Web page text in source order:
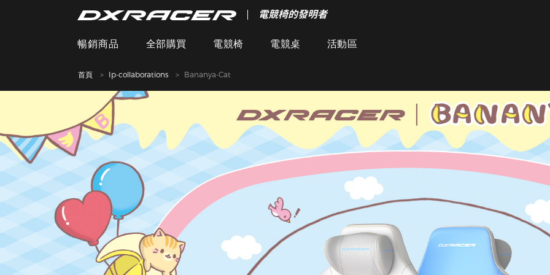
電競椅的發明者
暢銷商品 全部購買 電競椅 電競桌 活動區
首頁 Ip-collaborations Bananya-Cat